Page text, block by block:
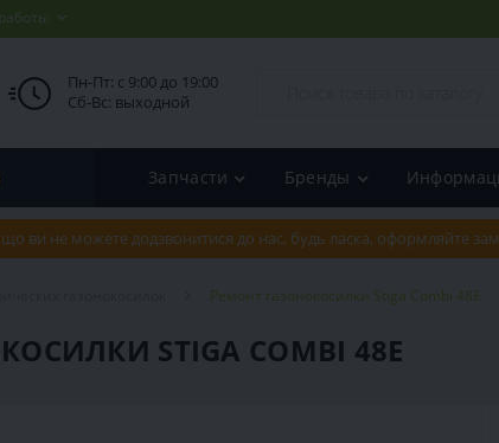
Пн-Пт: с 9:00 до 19:00
Сб-Вс: выходной
Запчасти Бренды
ви не можете додзвонитися до нас, будь ласка, оформляйте
Ремонт газонокосилки Stiga Combi 48E
STIGA COMBI 48E